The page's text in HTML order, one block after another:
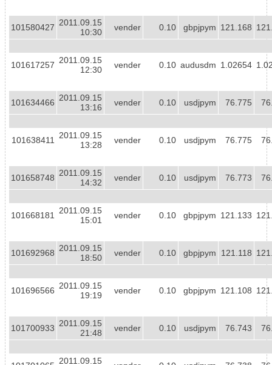
101580427 2011.09.15
10:30
vender 0.10 gbpjpym 121.168
101617257 2011.09.15
12:30
vender 0.10 audusdm 1.02654
101634466 2011.09.15
13:16
vender 0.10 usdjpym 76.775
101638411
2011.09.15
13:28
vender 0.10 usdjpym 76.775
101658748 2011.09.15
14:32
vender 0.10 usdjpym 76.773
101668181
2011.09.15
15:01
vender 0.10 gbpjpym 121.133
101692968 2011.09.15
18:50
vender 0.10 gbpjpym 121.118
101696566 2011.09.15
19:19
vender 0.10 gbpjpym 121.108
101700933 2011.09.15
21:48
vender 0.10 usdjpym 76.743
2011.09.15